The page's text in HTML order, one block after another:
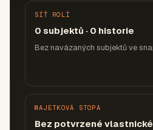
SÍŤ ROLÍ
0 subjektů · 0 historie
Bez navázaných subjektů ve
MAJETKOVÁ STOPA
Bez potvrzené